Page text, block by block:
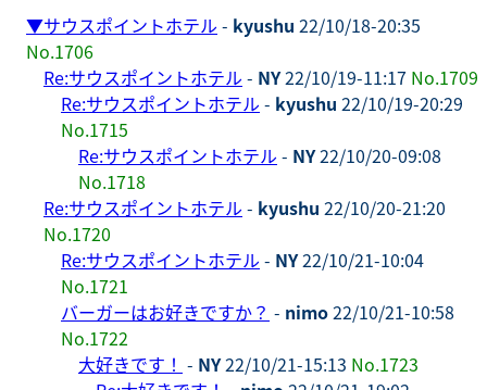
▼サウスポイントホテル - kyushu 22/10/18-20:35
No.1706
Re:サウスポイントホテル - NY22/10/19-11:17 No.1709
Re:サウスポイントホテル - kyushu 22/10/19-20:29
No.1715
Re:サウスポイントホテル - NY22/10/20-09:08
No.1718
Re:サウスポイントホテル - kyushu 22/10/20-21:20
No.1720
Re:サウスポイントホテル - NY22/10/21-10:04
No.1721
バーガーはお好きですか？ - nimo22/10/21-10:58
No.1722
大好きです！ - NY22/10/21-15:13 No.1723